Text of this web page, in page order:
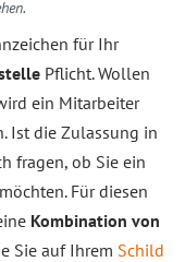
für Ihr
Pflicht. Wollen
ein Mitarbeiter
Ist die Zulassung in
fragen, ob Sie ein
möchten. Für diesen
Kombination von
Sie auf Ihrem Schild